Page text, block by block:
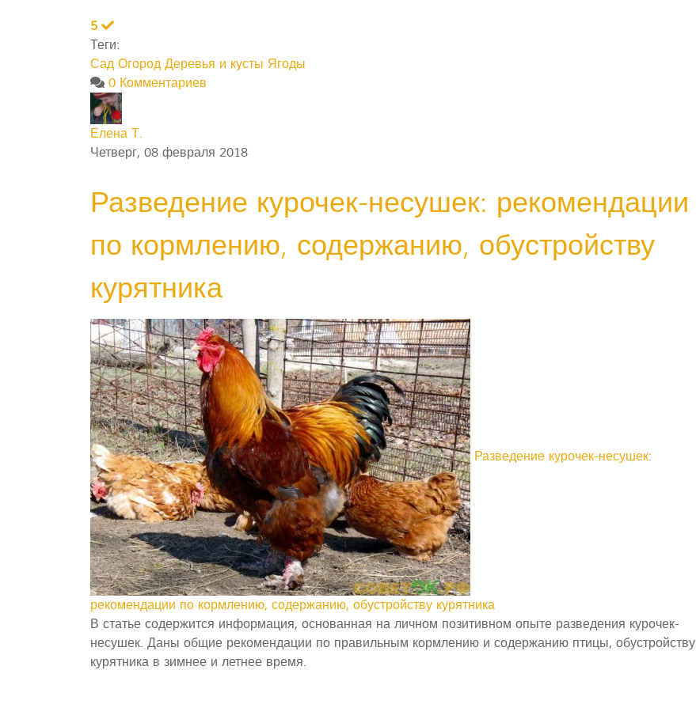
5
Теги:
Сад Огород Деревья и кусты Ягоды
0 Комментариев
Елена Т.
Четверг, 08 февраля 2018
Разведение курочек-несушек: рекомендации
по кормлению, содержанию, обустройству
курятника
Разведение курочек-несушек:
рекомендации по кормлению, содержанию, обустройству курятника
В статье содержится информация, основанная на личном позитивном опыте разведения курочек-
несушек. Даны общие рекомендации по правильным кормлению и содержанию птицы, обустройству
курятника в зимнее и летнее время.